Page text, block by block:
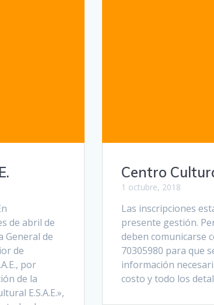
de abril de
General de
de
por
de la
E.S.A.E.»,
Centro
1 octubre, 2018
Las inscripciones
presente gestión.
deben comunicarse
70305980 para que
información
costo y todo los